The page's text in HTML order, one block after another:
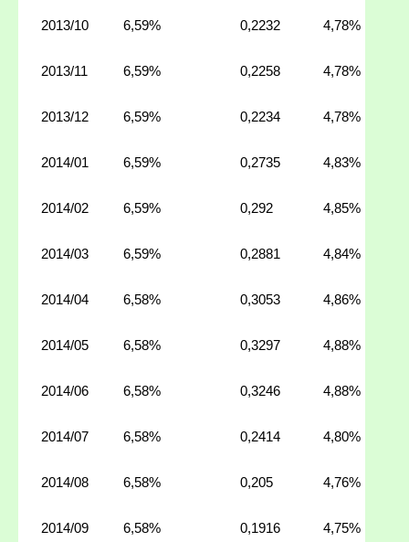
2013/10 6,59% 0,2232 4,78%
2013/11 6,59% 0,2258 4,78%
2013/12 6,59% 0,2234 4,78%
2014/01 6,59% 0,2735 4,83%
2014/02 6,59% 0,292 4,85%
2014/03 6,59% 0,2881 4,84%
2014/04 6,58% 0,3053 4,86%
2014/05 6,58% 0,3297 4,88%
2014/06 6,58% 0,3246 4,88%
2014/07 6,58% 0,2414 4,80%
2014/08 6,58% 0,205 4,76%
2014/09 6,58% 0,1916 4,75%